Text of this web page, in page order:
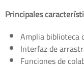
Principales
Amplia biblioteca
Interfaz de
Funciones de